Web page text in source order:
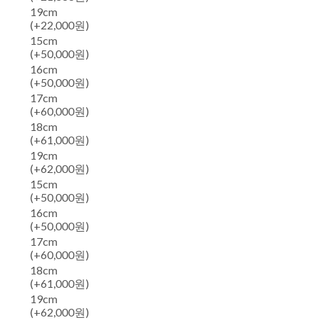
19cm
(+22,000원)
15cm
(+50,000원)
16cm
(+50,000원)
17cm
(+60,000원)
18cm
(+61,000원)
19cm
(+62,000원)
15cm
(+50,000원)
16cm
(+50,000원)
17cm
(+60,000원)
18cm
(+61,000원)
19cm
(+62,000원)